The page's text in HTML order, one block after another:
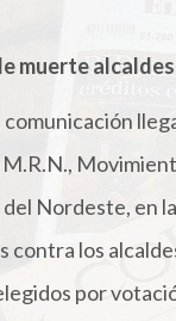
muerte alcaldes
comunicación
Nordeste, en
contra los
por